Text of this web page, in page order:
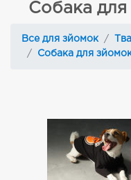
Собака
Все для зйомок
Собака для